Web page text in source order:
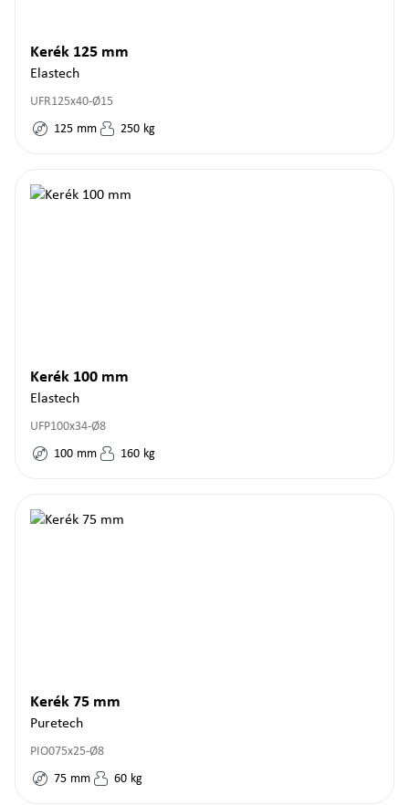
Kerék 125 mm
Elastech
UFR125x40-Ø15
125 mm 250 kg
Kerék 100 mm
Elastech
UFP100x34-Ø8
100 mm 160 kg
Kerék 75 mm
Puretech
PIO075x25-Ø8
75 mm 60 kg